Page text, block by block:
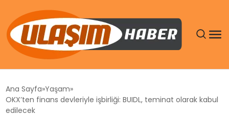
SIYASET
Ana Sayfa Yaşam
OKX’ten finans devleriyle işbirliği: BUIDL, teminat olarak kabul
edilecek